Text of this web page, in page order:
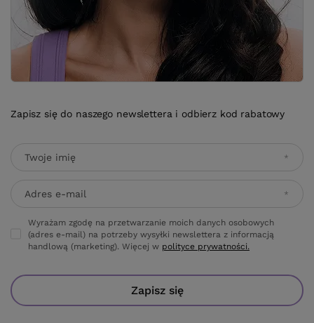
Zapisz się do naszego newslettera i odbierz kod rabatowy
Twoje imię
Adres e-mail
Wyrażam zgodę na przetwarzanie moich danych osobowych
(adres e-mail) na potrzeby wysyłki newslettera z informacją
handlową (marketing). Więcej w polityce prywatności.
Zapisz się